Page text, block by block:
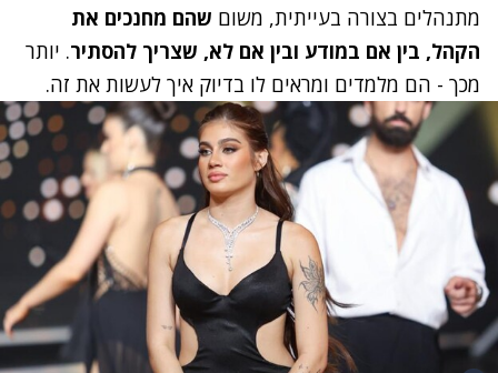
מתנהלים בצורה בעייתית, משום שהם מחנכים את
הקהל, בין אם במודע ובין אם לא, שצריך להסתיר. יותר
מכך - הם מלמדים ומראים לו בדיוק איך לעשות את זה.